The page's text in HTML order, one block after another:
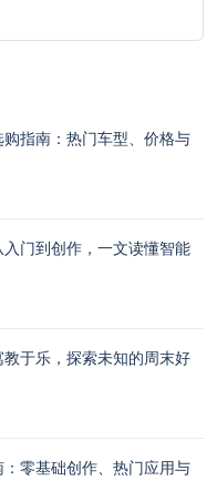
指南：热门车型、价格与
门到创作，一文读懂智能
于乐，探索未知的周末好
零基础创作、热门应用与